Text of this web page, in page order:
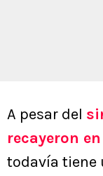
A pesar del
recayeron
todavía tiene